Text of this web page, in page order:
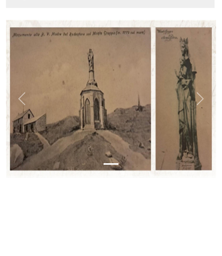
Previous Next